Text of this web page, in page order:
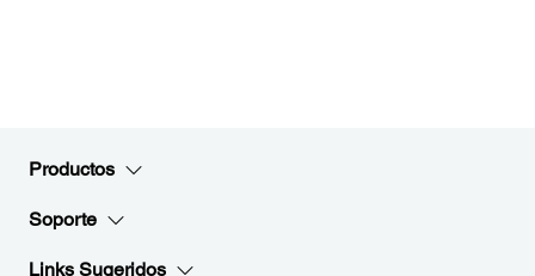
Productos
Soporte
Links Sugeridos